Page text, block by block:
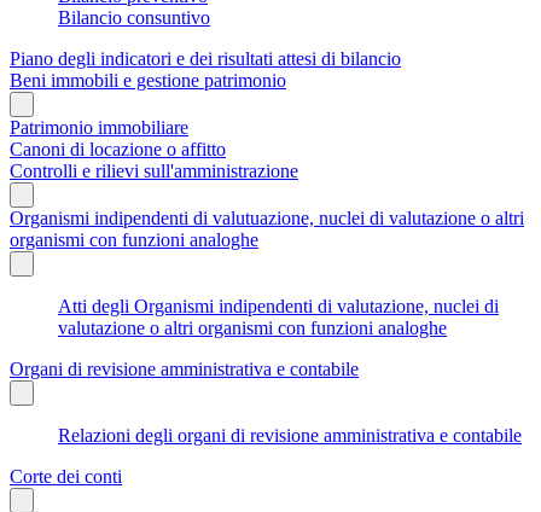
Bilancio consuntivo
Piano degli indicatori e dei risultati attesi di bilancio
Beni immobili e gestione patrimonio
Patrimonio immobiliare
Canoni di locazione o affitto
Controlli e rilievi sull'amministrazione
Organismi indipendenti di valutuazione, nuclei di valutazione o altri
organismi con funzioni analoghe
Atti degli Organismi indipendenti di valutazione, nuclei di
valutazione o altri organismi con funzioni analoghe
Organi di revisione amministrativa e contabile
Relazioni degli organi di revisione amministrativa e contabile
Corte dei conti